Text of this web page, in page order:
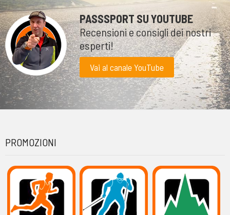
PASSSPORT SU YOUTUBE
Recensioni e consigli dei nostri
esperti!
Vai al canale YouTube
PROMOZIONI